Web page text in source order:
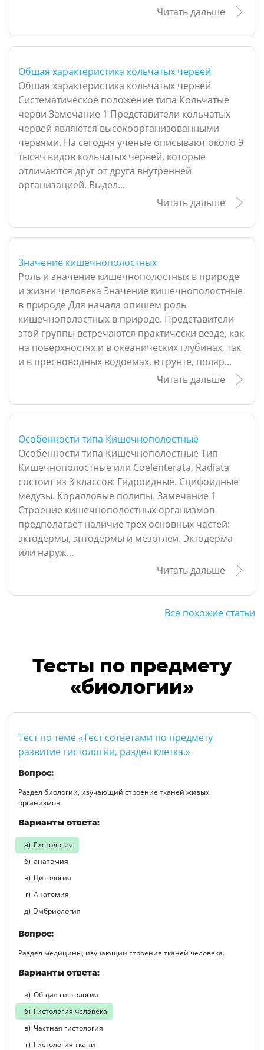
Читать дальше
Общая характеристика кольчатых червей
Общая характеристика кольчатых червей
Систематическое положение типа Кольчатые
черви Замечание 1 Представители кольчатых
червей являются высокоорганизованными
червями. На сегодня ученые описывают около 9
тысяч видов кольчатых червей, которые
отличаются друг от друга внутренней
организацией. Выдел...
Читать дальше
Значение кишечнополостных
Роль и значение кишечнополостных в природе
и жизни человека Значение кишечнополостные
в природе Для начала опишем роль
кишечнополостных в природе. Представители
этой группы встречаются практически везде, как
на поверхностях и в океанических глубинах, так
и в пресноводных водоемах, в грунте, поляр...
Читать дальше
Особенности типа Кишечнополостные
Особенности типа Кишечнополостные Тип
Кишечнополостные или Coelenterata, Radiata
состоит из 3 классов: Гидроидные. Сцифоидные
медузы. Коралловые полипы. Замечание 1
Строение кишечнополостных организмов
предполагает наличие трех основных частей:
эктодермы, энтодермы и мезоглеи. Эктодерма
или наруж...
Читать дальше
Все похожие статьи
Тесты по предмету
«биологии»
Тест по теме «Тест сответами по предмету
развитие гистологии, раздел клетка.»
Вопрос:
Раздел биологии, изучающий строение тканей живых
организмов.
Варианты ответа:
Гистология
анатомия
Цитология
Анатомия
Эмбриология
Вопрос:
Раздел медицины, изучающий строение тканей человека.
Варианты ответа:
Общая гистология
Гистология человека
Частная гистология
Гистология ткани